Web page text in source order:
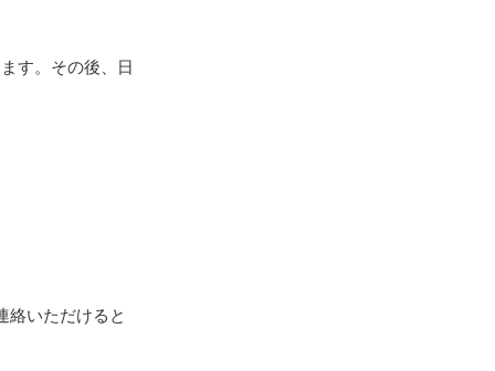
す。その後、日
絡いただけると